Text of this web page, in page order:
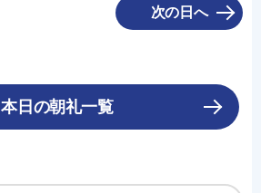
次の日へ
本日の朝礼一覧